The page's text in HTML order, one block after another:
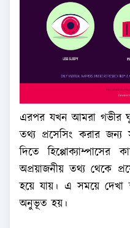
এরপর যখন আমরা গভীর
তথ্য প্রসেসিং করার জন্য
দিতে হিপ্পোক্যাম্পাসের
অপ্রয়াজনীয় তথ্য থেকে
হয়ে যায়। এ সময়ে দেখা
অনুভূত হয়।